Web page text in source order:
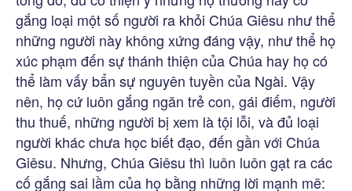
gắng loại một số người ra khỏi Chúa Giêsu như thể
những người này không xứng đáng vậy, như thể họ
xúc phạm đến sự thánh thiện của Chúa hay họ có
thể làm vấy bẩn sự nguyên tuyền của Ngài. Vậy
nên, họ cứ luôn gắng ngăn trẻ con, gái điếm, người
thu thuế, những người bị xem là tội lỗi, và đủ loại
người khác chưa học biết đạo, đến gần với Chúa
Giêsu. Nhưng, Chúa Giêsu thì luôn luôn gạt ra các
cố gắng sai lầm của họ bằng những lời mạnh mẽ: